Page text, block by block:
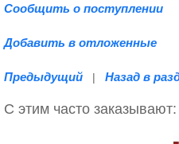
Сообщить о поступлении
Добавить в отложенные
Предыдущий | Назад в
С этим часто заказывают: